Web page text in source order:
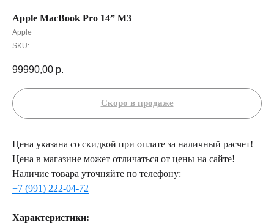
Apple MacBook Pro 14” M3
Apple
SKU:
99990,00 р.
Цена указана со скидкой при оплате за наличный расчет!
Цена в магазине может отличаться от цены на сайте!
Наличие товара уточняйте по телефону:
+7 (991) 222-04-72
Характеристики: